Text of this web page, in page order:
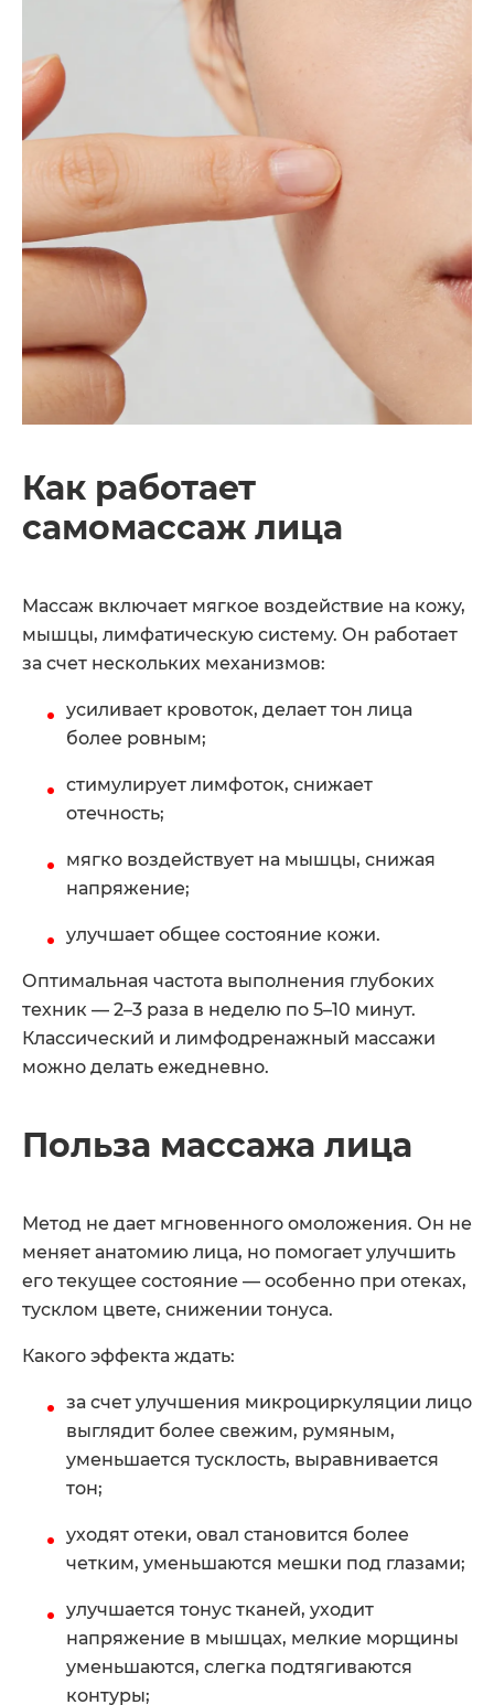
Как работает
самомассаж лица
Массаж включает мягкое воздействие на кожу,
мышцы, лимфатическую систему. Он работает
за счет нескольких механизмов:
усиливает кровоток, делает тон лица
более ровным;
стимулирует лимфоток, снижает
отечность;
мягко воздействует на мышцы, снижая
напряжение;
улучшает общее состояние кожи.
Оптимальная частота выполнения глубоких
техник — 2–3 раза в неделю по 5–10 минут.
Классический и лимфодренажный массажи
можно делать ежедневно.
Польза массажа лица
Метод не дает мгновенного омоложения. Он не
меняет анатомию лица, но помогает улучшить
его текущее состояние — особенно при отеках,
тусклом цвете, снижении тонуса.
Какого эффекта ждать:
за счет улучшения микроциркуляции лицо
выглядит более свежим, румяным,
уменьшается тусклость, выравнивается
тон;
уходят отеки, овал становится более
четким, уменьшаются мешки под глазами;
улучшается тонус тканей, уходит
напряжение в мышцах, мелкие морщины
уменьшаются, слегка подтягиваются
контуры;